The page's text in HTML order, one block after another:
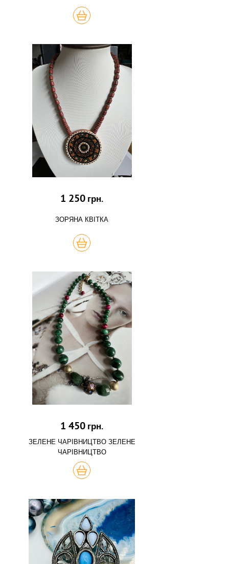
КУПИТЬ
1 250 грн.
ЗОРЯНА КВІТКА
КУПИТЬ
1 450 грн.
ЗЕЛЕНЕ ЧАРІВНИЦТВО ЗЕЛЕНЕ
ЧАРІВНИЦТВО
КУПИТЬ